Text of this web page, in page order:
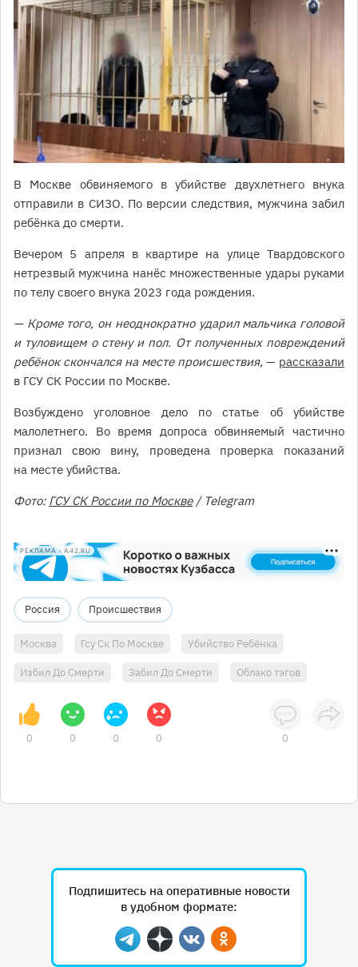
В Москве обвиняемого в убийстве двухлетнего внука
отправили в СИЗО. По версии следствия, мужчина забил
ребёнка до смерти.
Вечером 5 апреля в квартире на улице Твардовского
нетрезвый мужчина нанёс множественные удары руками
по телу своего внука 2023 года рождения.
— Кроме того, он неоднократно ударил мальчика головой
и туловищем о стену и пол. От полученных повреждений
ребёнок скончался на месте происшествия, — рассказали
в ГСУ СК России по Москве.
Возбуждено уголовное дело по статье об убийстве
малолетнего. Во время допроса обвиняемый частично
признал свою вину, проведена проверка показаний
на месте убийства.
Фото: ГСУ СК России по Москве/ Telegram
РЕКЛАМА • A42.RU
Россия Происшествия
Москва Гсу Ск По Москве Убийство Ребёнка
Избил До Смерти Забил До Смерти Облако тэгов
0 0 0 0 0
Подпишитесь на оперативные новости
в удобном формате:
Telegram
ДзенВконтактеОдноклассники